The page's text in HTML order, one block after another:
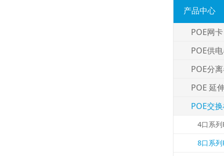
产品中心
POE网卡
POE供
POE分
POE 延
POE交
4口系列
8口系列